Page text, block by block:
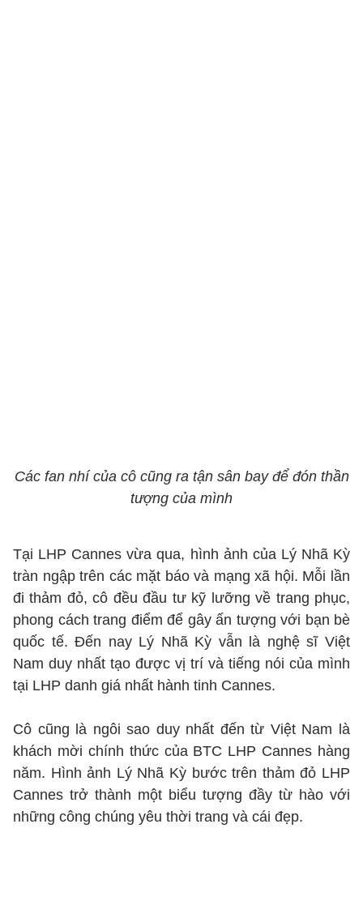
Các fan nhí của cô cũng ra tận sân bay để đón thần
tượng của mình
Tại LHP Cannes vừa qua, hình ảnh của Lý Nhã Kỳ
tràn ngập trên các mặt báo và mạng xã hội. Mỗi lần
đi thảm đỏ, cô đều đầu tư kỹ lưỡng về trang phục,
phong cách trang điểm để gây ấn tượng với bạn bè
quốc tế. Đến nay Lý Nhã Kỳ vẫn là nghệ sĩ Việt
Nam duy nhất tạo được vị trí và tiếng nói của mình
tại LHP danh giá nhất hành tinh Cannes.
Cô cũng là ngôi sao duy nhất đến từ Việt Nam là
khách mời chính thức của BTC LHP Cannes hàng
năm. Hình ảnh Lý Nhã Kỳ bước trên thảm đỏ LHP
Cannes trở thành một biểu tượng đầy từ hào với
những công chúng yêu thời trang và cái đẹp.